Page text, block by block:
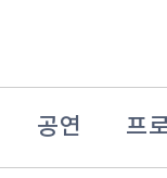
공연 프